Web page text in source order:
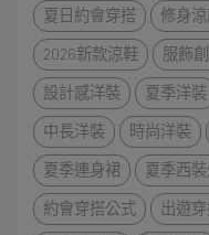
夏日約會穿搭
修身
2026新款涼鞋
服飾
設計感洋裝
夏季洋裝
中長洋裝
時尚洋裝
夏季連身裙
夏季西
約會穿搭公式
出遊